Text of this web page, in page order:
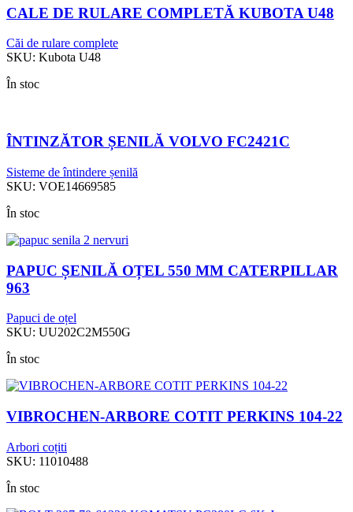
CALE DE RULARE COMPLETĂ KUBOTA U48
Căi de rulare complete
SKU: Kubota U48
În stoc
ÎNTINZĂTOR ȘENILĂ VOLVO FC2421C
Sisteme de întindere șenilă
SKU: VOE14669585
În stoc
PAPUC ȘENILĂ OȚEL 550 MM CATERPILLAR
963
Papuci de oțel
SKU: UU202C2M550G
În stoc
VIBROCHEN-ARBORE COTIT PERKINS 104-22
Arbori coțiti
SKU: 11010488
În stoc